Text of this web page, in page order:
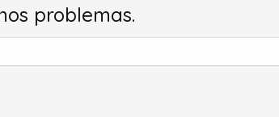
problemas.